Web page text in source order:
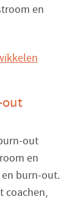
en
out
out
en
burn-out.
coachen,